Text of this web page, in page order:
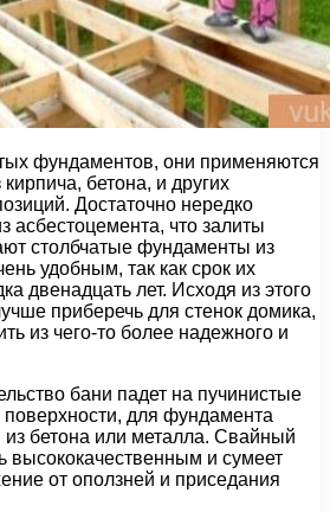
фундаментов, они применяются
бетона, и других
Достаточно нередко
асбестоцемента, что залиты
столбчатые фундаменты из
удобным, так как срок их
двенадцать лет. Исходя из этого
приберечь для стенок домика,
из чего-то более надежного и
бани падет на пучинистые
для фундамента
бетона или металла. Свайный
высококачественным и сумеет
от оползней и приседания